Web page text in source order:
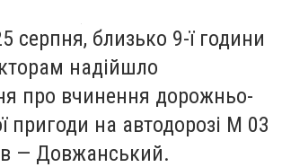
серпня, близько 9-ї години
надійшло
про вчинення дорожньо-
пригоди на автодорозі М 03
— Довжанський.